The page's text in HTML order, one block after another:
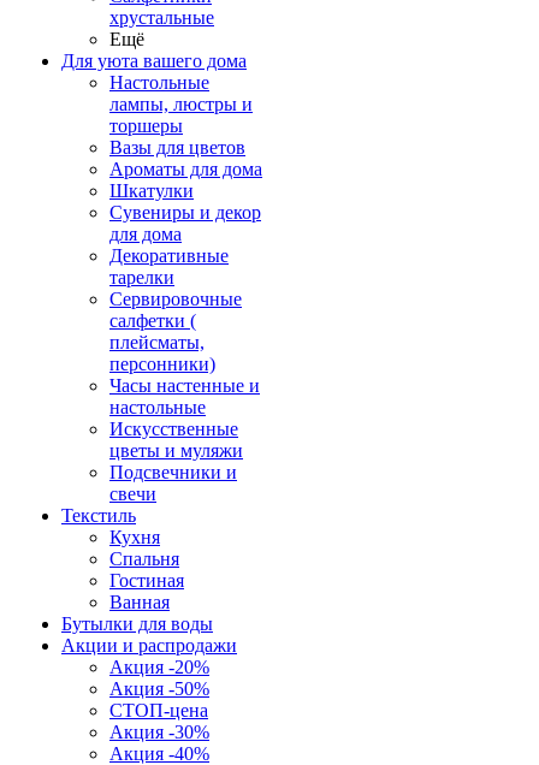
хрустальные
Ещё
Для уюта вашего дома
Настольные
лампы, люстры и
торшеры
Вазы для цветов
Ароматы для дома
Шкатулки
Сувениры и декор
для дома
Декоративные
тарелки
Сервировочные
салфетки (
плейсматы,
персонники)
Часы настенные и
настольные
Искусственные
цветы и муляжи
Подсвечники и
свечи
Текстиль
Кухня
Спальня
Гостиная
Ванная
Бутылки для воды
Акции и распродажи
Акция -20%
Акция -50%
СТОП-цена
Акция -30%
Акция -40%